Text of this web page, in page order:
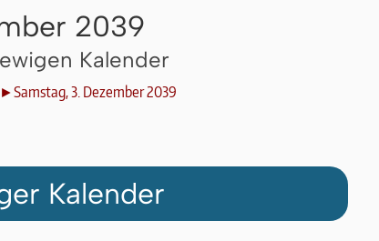
2039
Kalender
►Samstag, 3. Dezember 2039
Kalender